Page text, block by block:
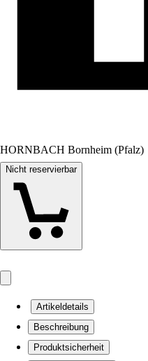
HORNBACH Bornheim (Pfalz)
Nicht reservierbar
Artikeldetails
Beschreibung
Produktsicherheit